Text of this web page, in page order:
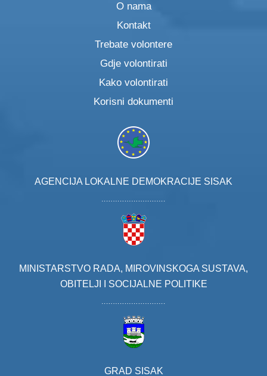
O nama
Kontakt
Trebate volontere
Gdje volontirati
Kako volontirati
Korisni dokumenti
AGENCIJA LOKALNE DEMOKRACIJE SISAK
MINISTARSTVO RADA, MIROVINSKOGA SUSTAVA,
OBITELJI I SOCIJALNE POLITIKE
GRAD SISAK